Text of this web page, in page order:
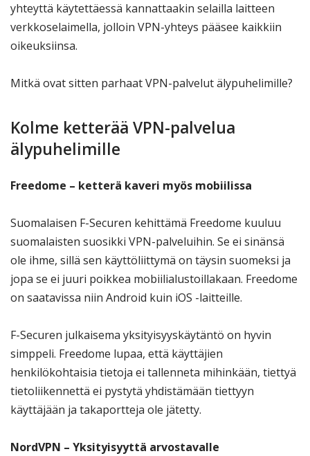
yhteyttä käytettäessä kannattaakin selailla laitteen
verkkoselaimella, jolloin VPN-yhteys pääsee kaikkiin
oikeuksiinsa.
Mitkä ovat sitten parhaat VPN-palvelut älypuhelimille?
Kolme ketterää VPN-palvelua
älypuhelimille
Freedome – ketterä kaveri myös mobiilissa
Suomalaisen F-Securen kehittämä Freedome kuuluu
suomalaisten suosikki VPN-palveluihin. Se ei sinänsä
ole ihme, sillä sen käyttöliittymä on täysin suomeksi ja
jopa se ei juuri poikkea mobiilialustoillakaan. Freedome
on saatavissa niin Android kuin iOS -laitteille.
F-Securen julkaisema yksityisyyskäytäntö on hyvin
simppeli. Freedome lupaa, että käyttäjien
henkilökohtaisia tietoja ei tallenneta mihinkään, tiettyä
tietoliikennettä ei pystytä yhdistämään tiettyyn
käyttäjään ja takaportteja ole jätetty.
NordVPN – Yksityisyyttä arvostavalle